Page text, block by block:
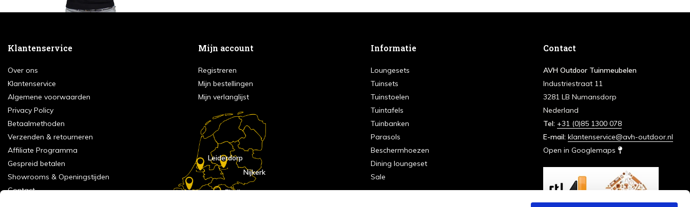
Klantenservice
Over ons
Klantenservice
Algemene voorwaarden
Privacy Policy
Betaalmethoden
Verzenden & retourneren
Affiliate Programma
Gespreid betalen
Showrooms & Openingstijden
Contact
Mijn account
Registreren
Mijn bestellingen
Mijn verlanglijst
Eindhoven
Nijkerk
Leiderdorp
Informatie
Loungesets
Tuinsets
Tuinstoelen
Tuintafels
Tuinbanken
Parasols
Beschermhoezen
Dining loungeset
Sale
Contact
AVH Outdoor Tuinmeubelen
Industriestraat 11
3281 LB Numansdorp
Nederland
Tel: +31 (0)85 1300 078
E-mail: klantenservice@avh-outdoor.nl
Open in Googlemaps